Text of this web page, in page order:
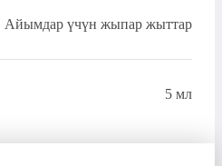
Айымдар үчүн жыпар жыттар
5 мл